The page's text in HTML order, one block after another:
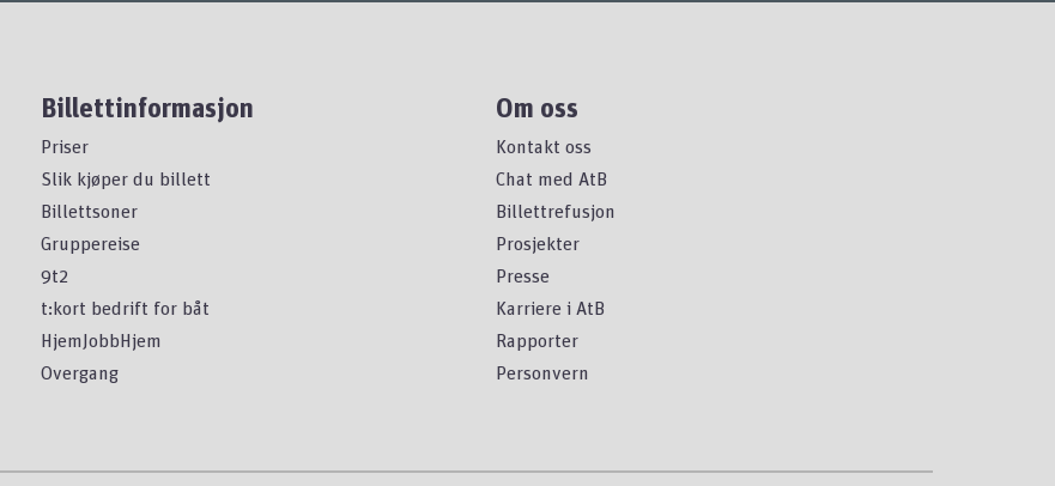
Billettinformasjon
Priser
Slik kjøper du billett
Billettsoner
Gruppereise
9t2
t:kort bedrift for båt
HjemJobbHjem
Overgang
Om oss
Kontakt oss
Chat med AtB
Billettrefusjon
Prosjekter
Presse
Karriere i AtB
Rapporter
Personvern